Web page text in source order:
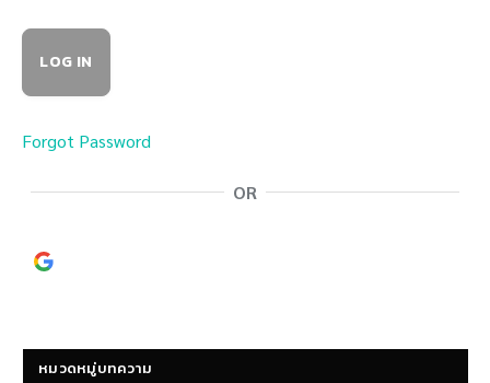
Forgot Password
OR
หมวดหมู่บทความ